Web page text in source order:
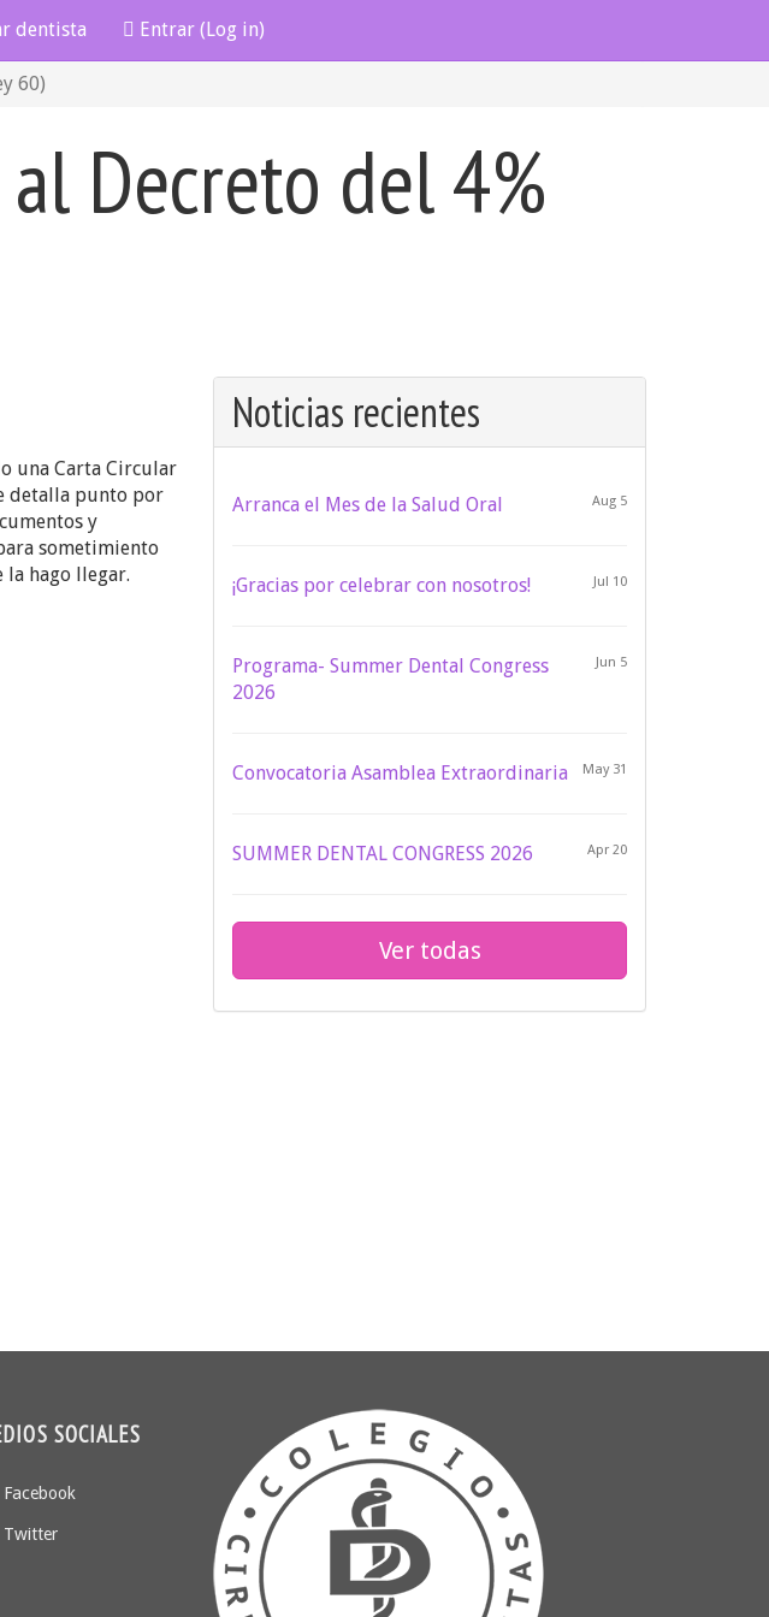
dentista Entrar (Log in)
60)
Decreto del 4%
una Carta Circular
detalla punto por
y
sometimiento
la hago llegar.
Noticias recientes
Aug 5
Arranca el Mes de la Salud Oral
Jul 10
¡Gracias por celebrar con nosotros!
Jun 5
Programa- Summer Dental Congress
2026
May 31
Convocatoria Asamblea Extraordinaria
Apr 20
SUMMER DENTAL CONGRESS 2026
Ver todas
SOCIALES
Facebook
Twitter